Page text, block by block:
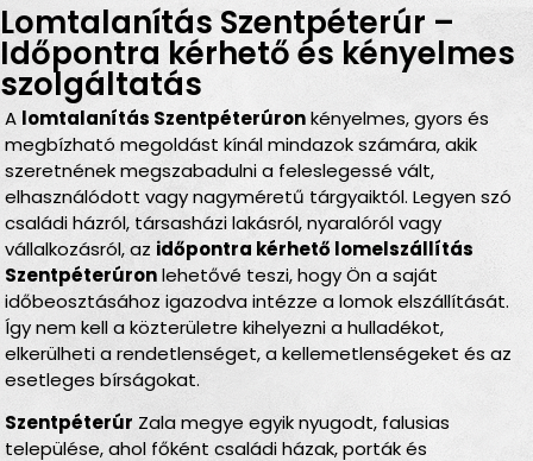
Lomtalanítás Szentpéterúr –
Időpontra kérhető és kényelmes
szolgáltatás
A lomtalanítás Szentpéterúronkényelmes, gyors és
megbízható megoldást kínál mindazok számára, akik
szeretnének megszabadulni a feleslegessé vált,
elhasználódott vagy nagyméretű tárgyaiktól. Legyen szó
családi házról, társasházi lakásról, nyaralóról vagy
vállalkozásról, az időpontra kérhető lomelszállítás
Szentpéterúronlehetővé teszi, hogy Ön a saját
időbeosztásához igazodva intézze a lomok elszállítását.
Így nem kell a közterületre kihelyezni a hulladékot,
elkerülheti a rendetlenséget, a kellemetlenségeket és az
esetleges bírságokat.
Szentpéterúr Zala megye egyik nyugodt, falusias
települése, ahol főként családi házak, porták és